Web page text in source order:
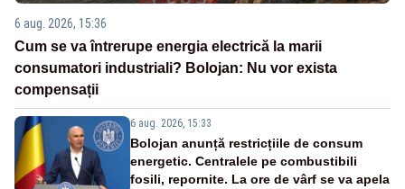
6 aug. 2026, 15:36
Cum se va întrerupe energia electrică la marii
consumatori industriali? Bolojan: Nu vor exista
compensații
6 aug. 2026, 15:33
Bolojan anunță restricțiile de consum
energetic. Centralele pe combustibili
fosili, repornite. La ore de vârf se va apela